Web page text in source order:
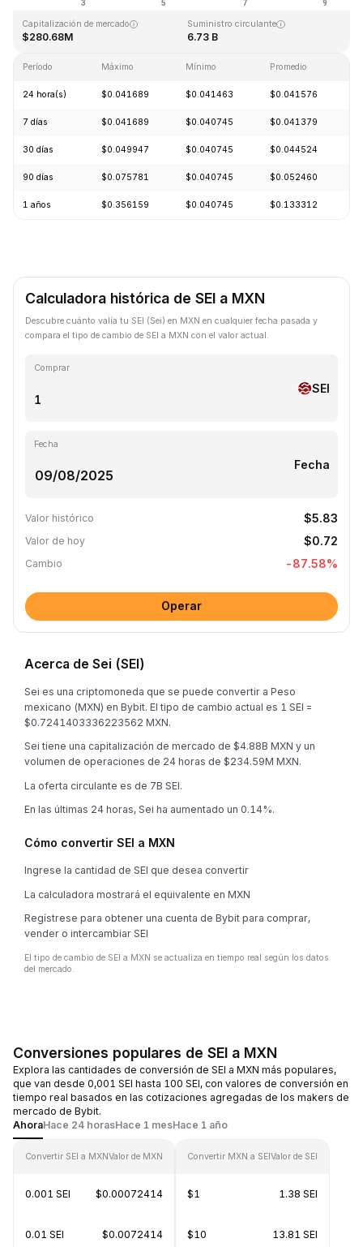
Capitalización de mercado
$280.68M
Suministro circulante
6.73 B
Período Máximo Mínimo Promedio
24 hora(s) $0.041689 $0.041463 $0.041576
7 días $0.041689 $0.040745 $0.041379
30 días $0.049947 $0.040745 $0.044524
90 días $0.075781 $0.040745 $0.052460
1 años $0.356159 $0.040745 $0.133312
Calculadora histórica de SEI a MXN
Descubre cuánto valía tu SEI (Sei) en MXN en cualquier fecha pasada y
compara el tipo de cambio de SEI a MXN con el valor actual.
Comprar
SEI
Fecha
Fecha
Valor histórico $5.83
Valor de hoy $0.72
Cambio -87.58%
Operar
Acerca de Sei (SEI)
Sei es una criptomoneda que se puede convertir a Peso
mexicano (MXN) en Bybit. El tipo de cambio actual es 1 SEI =
$0.7241403336223562 MXN.
Sei tiene una capitalización de mercado de $4.88B MXN y un
volumen de operaciones de 24 horas de $234.59M MXN.
La oferta circulante es de 7B SEI.
En las últimas 24 horas, Sei ha aumentado un 0.14%.
Cómo convertir SEI a MXN
Ingrese la cantidad de SEI que desea convertir
La calculadora mostrará el equivalente en MXN
Regístrese para obtener una cuenta de Bybit para comprar,
vender o intercambiar SEI
El tipo de cambio de SEI a MXN se actualiza en tiempo real según los datos
del mercado.
Conversiones populares de SEI a MXN
Explora las cantidades de conversión de SEI a MXN más populares,
que van desde 0,001 SEI hasta 100 SEI, con valores de conversión en
tiempo real basados en las cotizaciones agregadas de los makers de
mercado de Bybit.
AhoraHace 24 horasHace 1 mesHace 1 año
Convertir SEI a MXNValor de MXN
0.001 SEI $0.00072414
0.01 SEI $0.0072414
Convertir MXN a SEIValor de SEI
$1 1.38 SEI
$10 13.81 SEI